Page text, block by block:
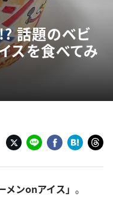
話題のベビ
スを食べてみ
メンonアイス」 。